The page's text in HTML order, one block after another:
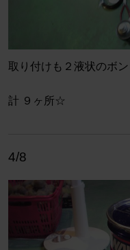
取り付けも２液状のボ
計 ９ヶ所☆
4/8